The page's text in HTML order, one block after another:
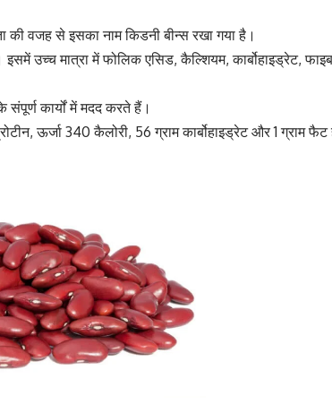
की वजह से इसका नाम किडनी बीन्स रखा गया है।
इसमें उच्च मात्रा में फोलिक एसिड,कैल्शियम,कार्बोहाइड्रेट,
संपूर्ण कार्यों में मदद करते हैं।
ऊर्जा 340 कैलोरी, 56 ग्राम कार्बोहाइड्रेट और 1 ग्राम फैट